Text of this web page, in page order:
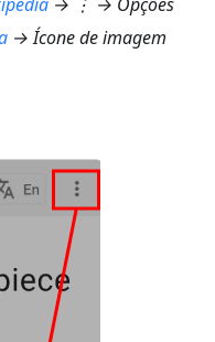
→ ⋮ → Opções
→ Ícone de imagem